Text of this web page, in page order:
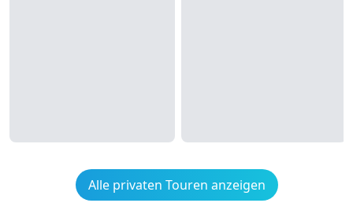
Alle privaten Touren anzeigen